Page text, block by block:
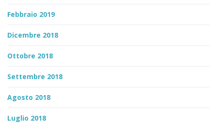
Febbraio 2019
Dicembre 2018
Ottobre 2018
Settembre 2018
Agosto 2018
Luglio 2018